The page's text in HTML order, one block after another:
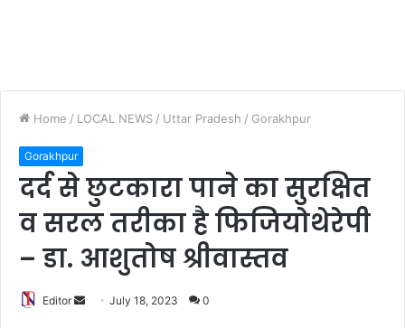
Home / LOCAL NEWS / Uttar Pradesh / Gorakhpur
Gorakhpur
दर्द से छुटकारा पाने का सुरक्षित
व सरल तरीका है फिजियोथेरेपी
– डा. आशुतोष श्रीवास्तव
Editor July 18, 2023 0